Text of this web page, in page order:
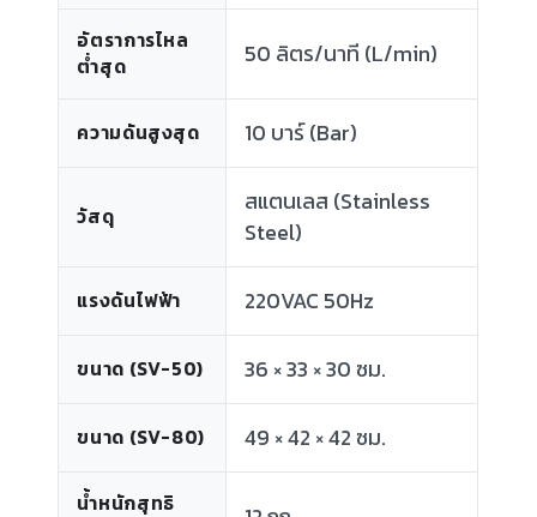
อัตราการไหล
ต่ำสุด
50 ลิตร/นาที (L/min)
ความดันสูงสุด 10 บาร์ (Bar)
วัสดุ
สแตนเลส (Stainless
Steel)
แรงดันไฟฟ้า 220VAC 50Hz
ขนาด (SV-50) 36 × 33 × 30 ซม.
ขนาด (SV-80) 49 × 42 × 42 ซม.
น้ำหนักสุทธิ